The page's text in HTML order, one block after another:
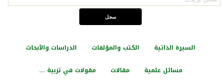
السيرة الذاتية الكتب والمؤلفات الدراسات والأبحاث
مسائل علمية مقالات مقولات في تربية ...